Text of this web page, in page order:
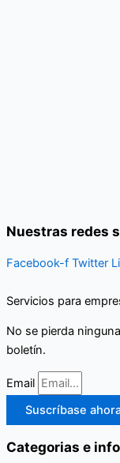
Nuestras redes
Facebook-f Twitter
Servicios para
No se pierda
boletín.
Email
Suscríbase
Categorias e